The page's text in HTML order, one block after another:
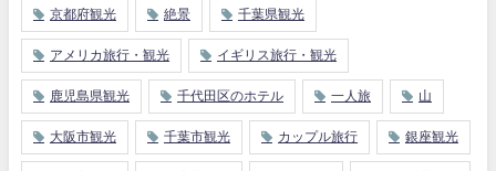
京都府観光 絶景 千葉県観光
アメリカ旅行・観光 イギリス旅行・観光
鹿児島県観光 千代田区のホテル 一人旅 山
大阪市観光 千葉市観光 カップル旅行 銀座観光